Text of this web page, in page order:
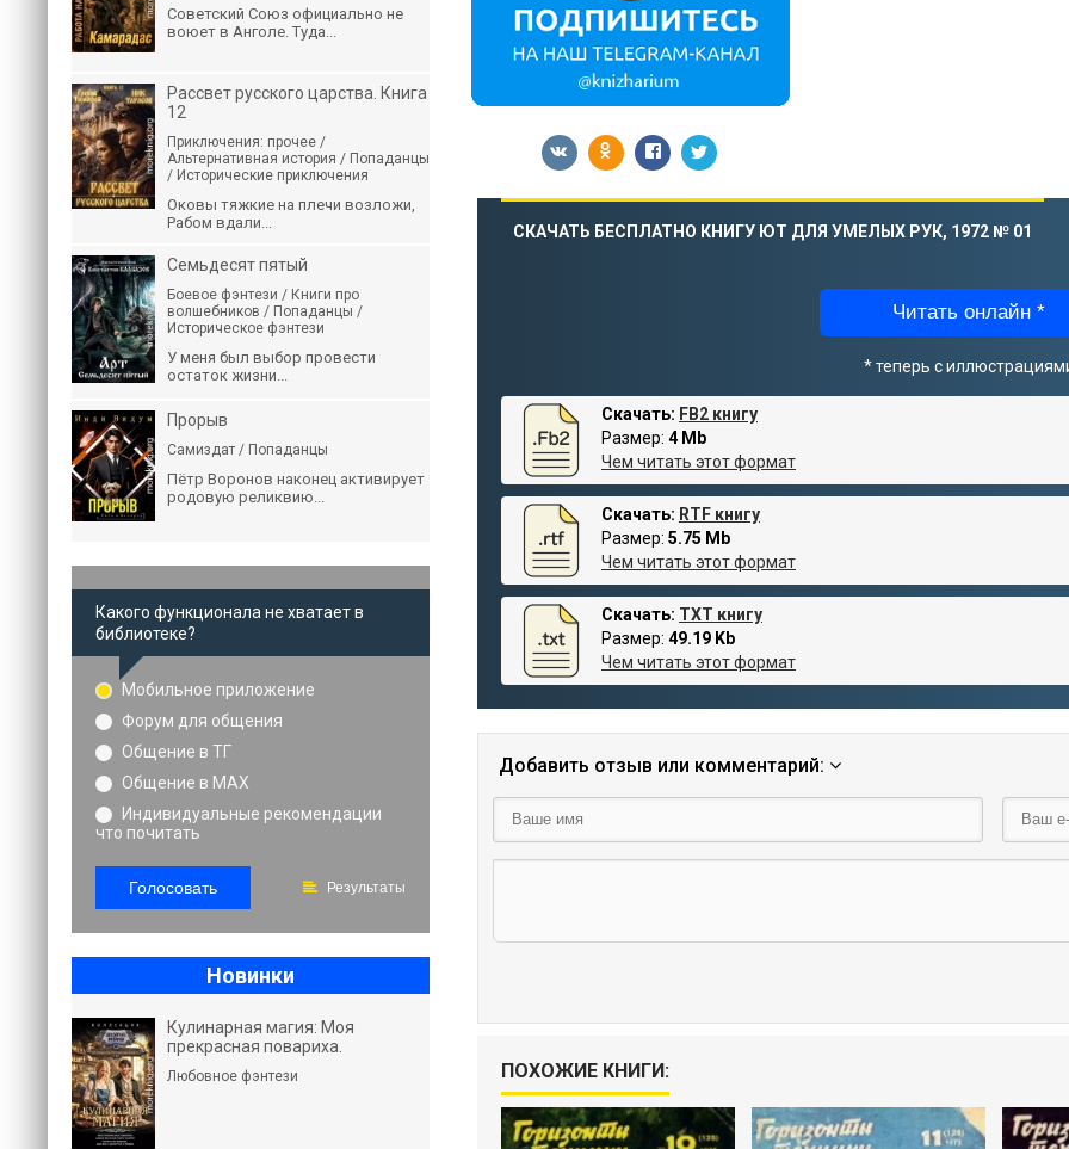
СКАЧАТЬ БЕСПЛАТНО КНИГУ ЮТ ДЛЯ УМЕЛЫХ РУК, 1972 № 01
Читать онлайн *
* теперь с
Скачать: FB2 книгу
Размер: 4 Mb
Чем читать этот формат
Скачать: RTF книгу
Размер: 5.75 Mb
Чем читать этот формат
Скачать: TXT книгу
Размер: 49.19 Kb
Чем читать этот формат
Добавить отзыв или комментарий:
ПОХОЖИЕ КНИГИ:
Советский Союз официально не
воюет в Анголе. Туда...
Рассвет русского царства. Книга
12
Приключения: прочее /
Альтернативная история / Попаданцы
/ Исторические приключения
Оковы тяжкие на плечи возложи,
Рабом вдали...
Семьдесят пятый
Боевое фэнтези / Книги про
волшебников / Попаданцы /
Историческое фэнтези
У меня был выбор провести
остаток жизни...
Прорыв
Самиздат / Попаданцы
Пётр Воронов наконец активирует
родовую реликвию...
Какого функционала не хватает в
библиотеке?
Мобильное приложение
Форум для общения
Общение в ТГ
Общение в MAX
Индивидуальные рекомендации
что почитать
Голосовать Результаты
Новинки
Кулинарная магия: Моя
прекрасная повариха.
Любовное фэнтези